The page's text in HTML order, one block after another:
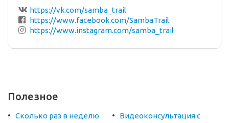
https://vk.com/samba_trail
https://www.facebook.com/SambaTrail
https://www.instagram.com/samba_trail
Полезное
Сколько раз в неделю
Видеоконсультация с